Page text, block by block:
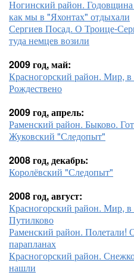
Ногинский район.
как мы в "Яхонтах" отдыхали
Сергиев Посад. О Троице-
туда немцев возили
2009 год, май:
Красногорский район. Мир, в
Рождествено
2009 год, апрель:
Раменский район. Быково.
Жуковский "Следопыт"
2008 год, декабрь:
Королёвский "Следопыт"
2008 год, август:
Красногорский район. Мир, в
Путилково
Раменский район. Полетали!
парапланах
Красногорский район.
нашли